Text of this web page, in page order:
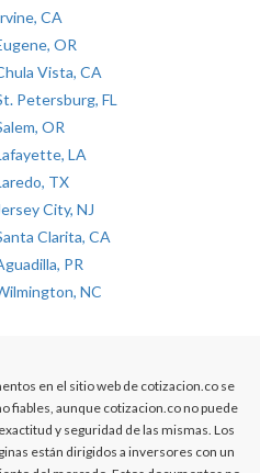
CA
OR
Vista, CA
Petersburg, FL
OR
LA
TX
City, NJ
Clarita, CA
PR
NC
en el sitio web de cotizacion.co se
fiables, aunque cotizacion.co no puede
y seguridad de las mismas. Los
están dirigidos a inversores con un